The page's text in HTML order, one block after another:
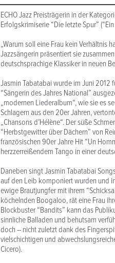
ECHO Jazz Preisträgerin in der
Erfolgskrimiserie “Die letzte Spur”
„Warum soll eine Frau kein Verhältnis
Jazzsängerin präsentiert sie
deutschsprachige Klassiker in neuen
Jasmin Tabatabai wurde im Juni 2012
“Sängerin des Jahres National”
„modernen Liederalbum“, wie sie es
Schlagern aus den 20er Jahren,
„Chansons d’Hélène“. Der süße
“Herbstgewitter über Dächern” von
französischen 90er Jahre Hit “Un
herzzerreißendem Tango in einer
Daneben singt Jasmin Tabatabai
auf den Leib komponiert wurden und
ewige Brautjungfer mit ihrem
köchelnden Boogaloo, rät eine Frau
Blockbuster “Bandits” kann das
sinnliche Balladen und behutsam
doch – nicht zuletzt dank des
vielschichtigen und
Cicero).